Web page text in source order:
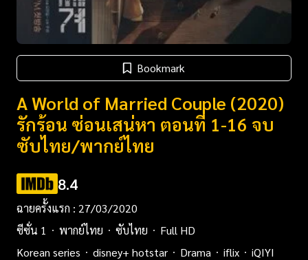
Bookmark
A World of Married Couple (2020)
รักร้อน ซ่อนเสน่หา ตอนที่ 1-16 จบ
ซับไทย/พากย์ไทย
8.4
ฉายครั้งแรก : 27/03/2020
ซีซั่น 1
พากย์ไทย ซับไทย
Full HD
Korean series
disney+ hotstar Drama iflix
iQIYI